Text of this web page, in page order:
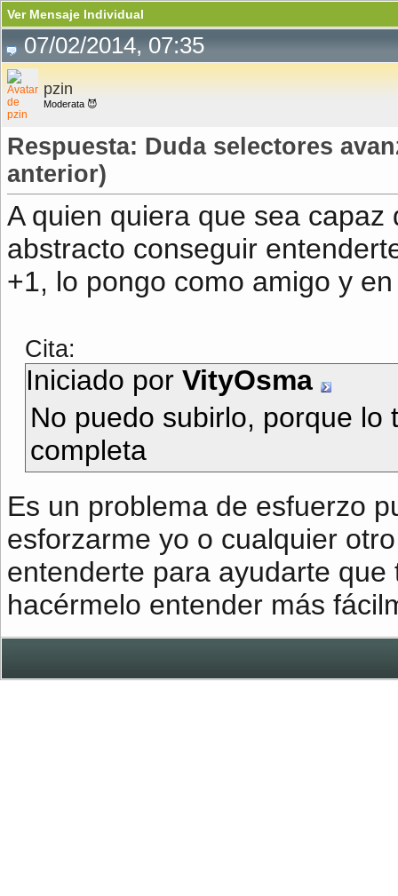
Ver Mensaje Individual
07/02/2014, 07:35
pzin
Moderata 😈
Respuesta: Duda selectores
anterior)
A quien quiera que sea
abstracto conseguir
+1, lo pongo como amigo y
Cita:
Iniciado por VityOsma
No puedo subirlo, porque
completa
Es un problema de esfuerzo
esforzarme yo o cualquier
entenderte para ayudarte
hacérmelo entender más